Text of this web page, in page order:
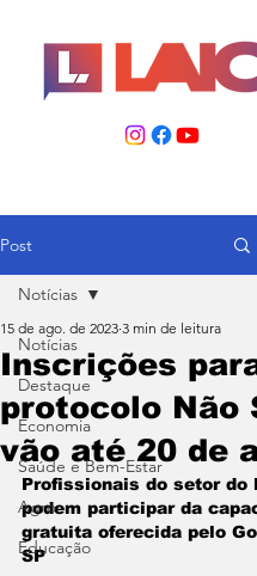
Post
Notícias
Destaque
Economia
Saúde e Bem-Estar
Agro
Educação
Notícias
Inscrições
protocolo Não
vão até 20 de
15 de ago. de 2023 3 min de leitura
Profissionais do setor do
podem participar da
gratuita oferecida pelo
SP